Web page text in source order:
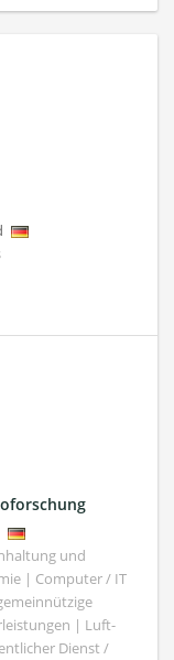
und
| Computer / IT
| Luft-
Dienst /